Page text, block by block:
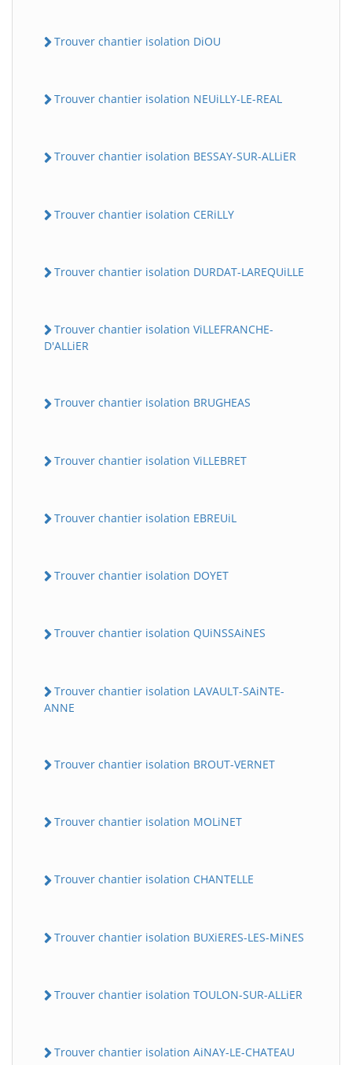
Trouver chantier isolation DiOU
Trouver chantier isolation NEUiLLY-LE-REAL
Trouver chantier isolation BESSAY-SUR-ALLiER
Trouver chantier isolation CERiLLY
Trouver chantier isolation DURDAT-LAREQUiLLE
Trouver chantier isolation ViLLEFRANCHE-
D'ALLiER
Trouver chantier isolation BRUGHEAS
Trouver chantier isolation ViLLEBRET
Trouver chantier isolation EBREUiL
Trouver chantier isolation DOYET
Trouver chantier isolation QUiNSSAiNES
Trouver chantier isolation LAVAULT-SAiNTE-
ANNE
Trouver chantier isolation BROUT-VERNET
Trouver chantier isolation MOLiNET
Trouver chantier isolation CHANTELLE
Trouver chantier isolation BUXiERES-LES-MiNES
Trouver chantier isolation TOULON-SUR-ALLiER
Trouver chantier isolation AiNAY-LE-CHATEAU